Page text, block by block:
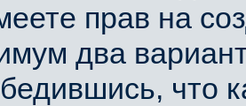
прав на
два
что